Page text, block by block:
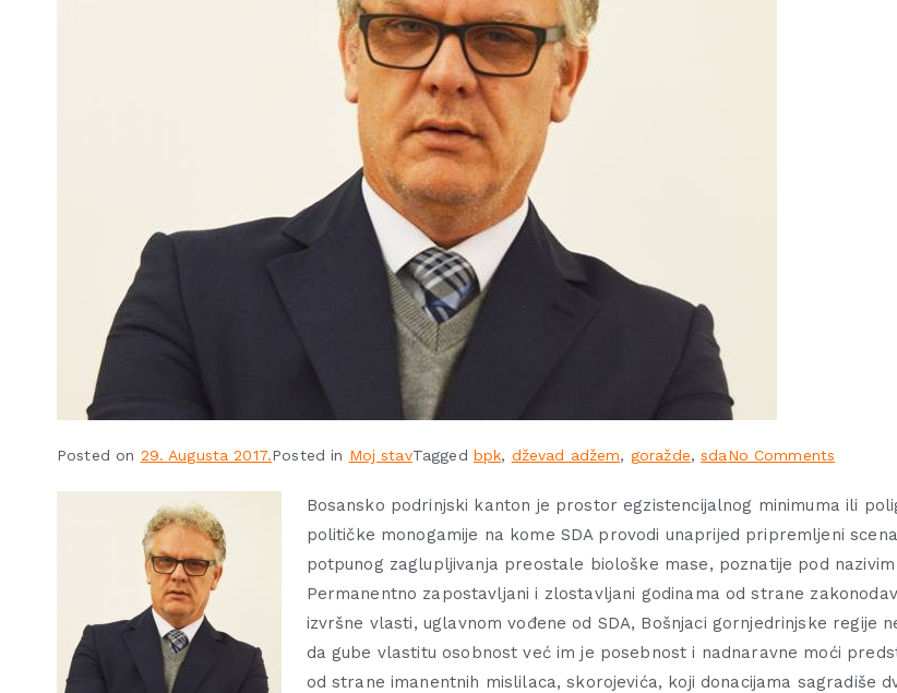
Posted on 29. Augusta 2017.Posted in Moj stavTagged bpk, dževad adžem, goražde,sdaNo Comments
Bosansko podrinjski kanton je prostor egzistencijalnog minimuma ili
političke monogamije na kome SDA provodi unaprijed pripremljeni
potpunog zaglupljivanja preostale biološke mase, poznatije pod nazivim
Permanentno zapostavljani i zlostavljani godinama od strane
izvršne vlasti, uglavnom vođene od SDA, Bošnjaci gornjedrinjske regije
da gube vlastitu osobnost već im je posebnost i nadnaravne moći
od strane imanentnih mislilaca, skorojevića, koji donacijama sagradiše